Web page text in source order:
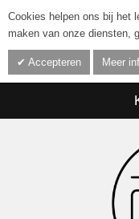
Cookies helpen ons bij het
maken van onze diensten,
Accepteren Meer